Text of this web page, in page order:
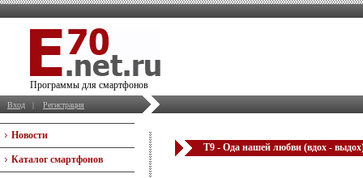
Программы для смартфонов
Вход | Регистрация
Новости
Каталог смартфонов
Т9 - Ода нашей любви (вдох -